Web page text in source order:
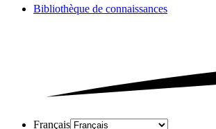
Bibliothèque de connaissances
Français